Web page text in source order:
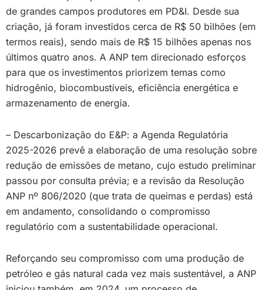
de grandes campos produtores em PD&I. Desde sua
criação, já foram investidos cerca de R$ 50 bilhões (em
termos reais), sendo mais de R$ 15 bilhões apenas nos
últimos quatro anos. A ANP tem direcionado esforços
para que os investimentos priorizem temas como
hidrogênio, biocombustíveis, eficiência energética e
armazenamento de energia.
– Descarbonização do E&P: a Agenda Regulatória
2025-2026 prevê a elaboração de uma resolução sobre
redução de emissões de metano, cujo estudo preliminar
passou por consulta prévia; e a revisão da Resolução
ANP nº 806/2020 (que trata de queimas e perdas) está
em andamento, consolidando o compromisso
regulatório com a sustentabilidade operacional.
Reforçando seu compromisso com uma produção de
petróleo e gás natural cada vez mais sustentável, a ANP